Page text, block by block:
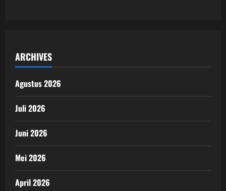
ARCHIVES
Agustus 2026
Juli 2026
Juni 2026
Mei 2026
April 2026